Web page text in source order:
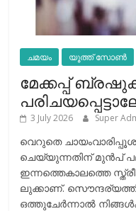
ചമയം യൂത്ത് സോൺ
മേക്കപ്പ്
3 July 2026 Super
വെറുതെ
ചെയ്യുന്നതിന് മുന്‍പ്
ഇന്നത്തെകാലത്തെ
ലുക്കാണ്.
ഒത്തുചേര്‍ന്നാല്‍